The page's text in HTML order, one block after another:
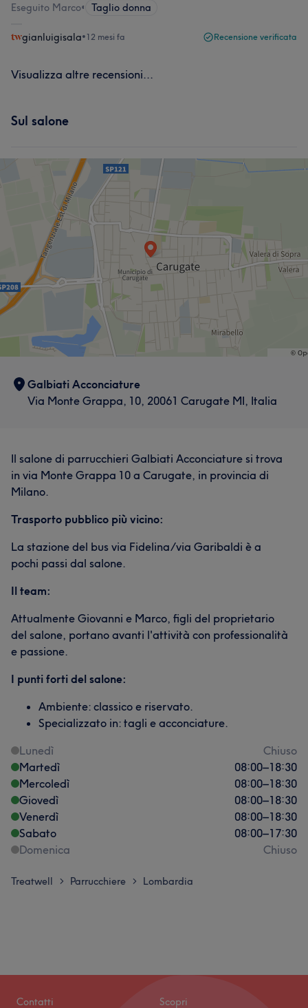
Eseguito Marco• Taglio donna
gianluigisala•12 mesi fa Recensione verificata
Visualizza altre recensioni...
Sul salone
Galbiati Acconciature
Via Monte Grappa, 10, 20061 Carugate MI, Italia
Il salone di parrucchieri Galbiati Acconciature si trova
in via Monte Grappa 10 a Carugate, in provincia di
Milano.
Trasporto pubblico più vicino:
La stazione del bus via Fidelina/via Garibaldi è a
pochi passi dal salone.
Il team:
Attualmente Giovanni e Marco, figli del proprietario
del salone, portano avanti l'attività con professionalità
e passione.
I punti forti del salone:
Ambiente: classico e riservato.
Specializzato in: tagli e acconciature.
Lunedì
Chiuso
Martedì
08:00–18:30
Mercoledì
08:00–18:30
Giovedì
08:00–18:30
Venerdì
08:00–18:30
Sabato
08:00–17:30
Domenica
Chiuso
Treatwell > Parrucchiere > Lombardia
Contatti Scopri